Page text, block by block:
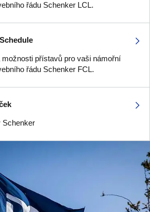
řádu Schenker LCL.
možnosti přístavů pro vaši námořní
řádu Schenker FCL.
Schenker